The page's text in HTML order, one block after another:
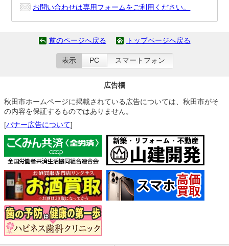
お問い合わせは専用フォームをご利用ください。
前のページへ戻る トップページへ戻る
表示 PC スマートフォン
広告欄
秋田市ホームページに掲載されている広告については、秋田市がそ
の内容を保証するものではありません。
[バナー広告について]